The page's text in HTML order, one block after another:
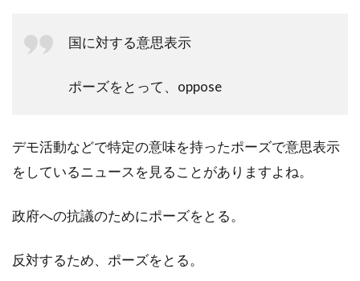
国に対する意思表示
ポーズをとって、oppose
デモ活動などで特定の意味を持ったポーズで意思表示
をしているニュースを見ることがありますよね。
政府への抗議のためにポーズをとる。
反対するため、ポーズをとる。